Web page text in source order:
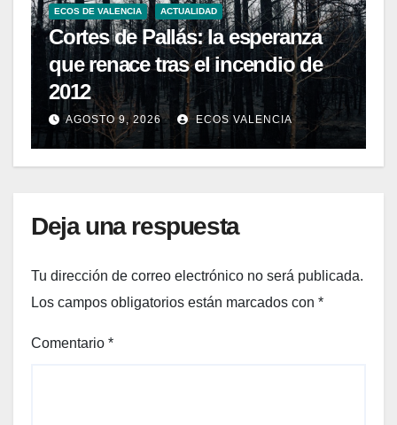
ECOS DE VALENCIA ACTUALIDAD
Cortes de Pallás: la esperanza
que renace tras el incendio de
2012
AGOSTO 9, 2026 ECOS VALENCIA
Deja una respuesta
Tu dirección de correo electrónico no será publicada.
Los campos obligatorios están marcados con *
Comentario *